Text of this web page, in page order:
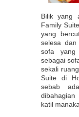
Bilik yang
Family
yang
selesa
sofa
sebagai
sekali
Suite di
sebab
katil